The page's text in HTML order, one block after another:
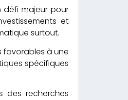
majeur pour
et
surtout.
favorables à une
spécifiques
des recherches